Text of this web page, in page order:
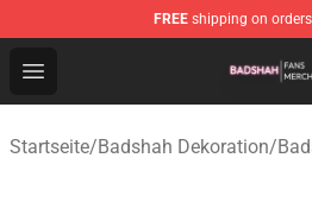
FREE shipping on
Open menu
Badshah Shop - Official
Startseite/Badshah Dekoration/